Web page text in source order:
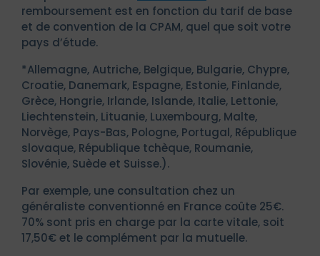
remboursement est en fonction du tarif de base
et de convention de la CPAM, quel que soit votre
pays d’étude.
*Allemagne, Autriche, Belgique, Bulgarie, Chypre,
Croatie, Danemark, Espagne, Estonie, Finlande,
Grèce, Hongrie, Irlande, Islande, Italie, Lettonie,
Liechtenstein, Lituanie, Luxembourg, Malte,
Norvège, Pays-Bas, Pologne, Portugal, République
slovaque, République tchèque, Roumanie,
Slovénie, Suède et Suisse.).
Par exemple, une consultation chez un
généraliste conventionné en France coûte 25€.
70% sont pris en charge par la carte vitale, soit
17,50€ et le complément par la mutuelle.